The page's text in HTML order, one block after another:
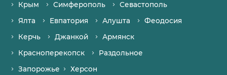
Крым Симферополь
Севастополь
Ялта
Евпатория Алушта
Феодосия
Керчь
Джанкой
Армянск
Красноперекопск
Раздольное
Запорожье
Херсон